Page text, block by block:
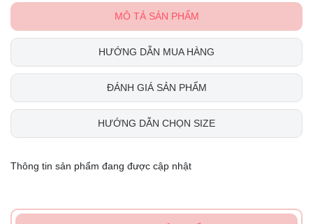
MÔ TẢ SẢN PHẨM
HƯỚNG DẪN MUA HÀNG
ĐÁNH GIÁ SẢN PHẨM
HƯỚNG DẪN CHỌN SIZE
Thông tin sản phẩm đang được cập nhật